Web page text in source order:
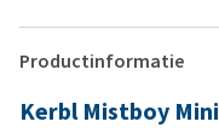
Productinformatie
Kerbl Mistboy Mini